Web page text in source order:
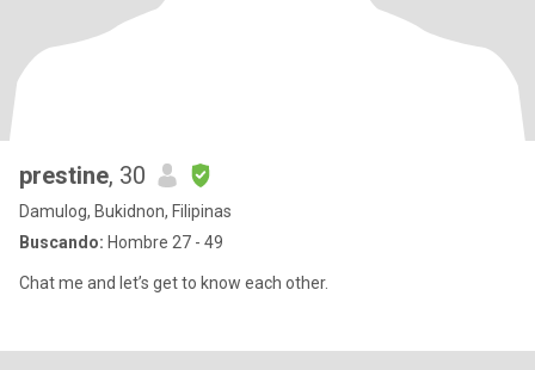
prestine, 30
Damulog, Bukidnon, Filipinas
Buscando: Hombre 27 - 49
Chat me and let’s get to know each other.